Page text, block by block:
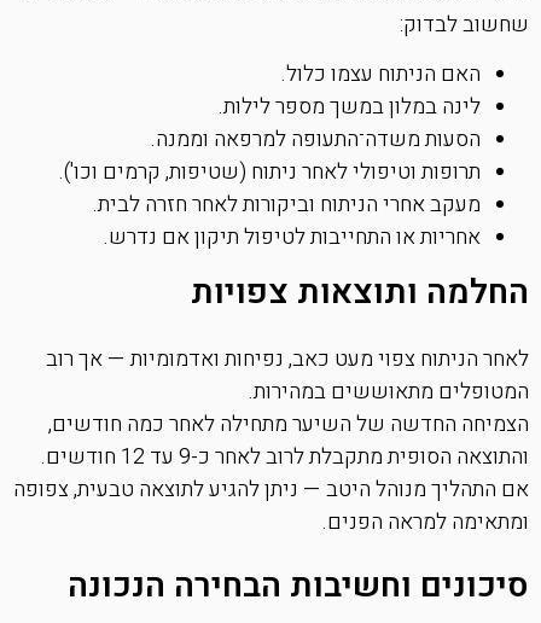
שחשוב לבדוק:
האם הניתוח עצמו כלול.
לינה במלון במשך מספר לילות.
הסעות משדה־התעופה למרפאה וממנה.
תרופות וטיפולי לאחר ניתוח (שטיפות, קרמים וכו').
מעקב אחרי הניתוח וביקורות לאחר חזרה לבית.
אחריות או התחייבות לטיפול תיקון אם נדרש.
החלמה ותוצאות צפויות
לאחר הניתוח צפוי מעט כאב, נפיחות ואדמומיות — אך רוב
המטופלים מתאוששים במהירות.
הצמיחה החדשה של השיער מתחילה לאחר כמה חודשים,
והתוצאה הסופית מתקבלת לרוב לאחר כ-9 עד 12 חודשים.
אם התהליך מנוהל היטב — ניתן להגיע לתוצאה טבעית, צפופה
ומתאימה למראה הפנים.
סיכונים וחשיבות הבחירה הנכונה